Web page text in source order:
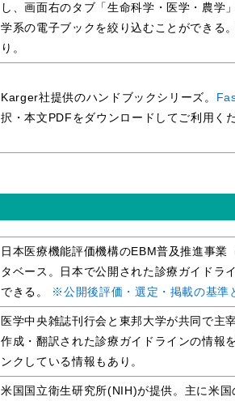
し、画面右のタブ「生命科学・医学・農学
学系の電子ブックを絞り込むことができる
り。
Karger社提供のハンドブックシリーズ。
択・本文PDFをダウンロードしてご利用く
日本医療機能評価機構のEBM普及推進事業
タベース。日本で公開された診療ガイドラ
できる。
※公開後評価・選定・掲載の基準
医学中央雑誌刊行会と東邦大学が共同で主
作成・翻訳された診療ガイドラインの情報
ンクしている情報もあり。
米国国立衛生研究所(NIH)が提供。主に米